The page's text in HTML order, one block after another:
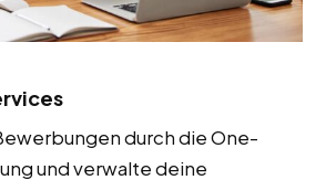
durch die One-
und verwalte deine